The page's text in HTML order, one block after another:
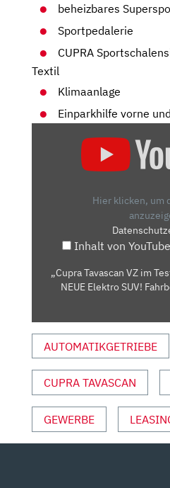
beheizbares
Sportpedalerie
CUPRA
Textil
Klimaanlage
Einparkhilfe vorne
TAVASCAN
FAHREN
FAHRBERICHT
REVIEW
VON
YOUTUBE
Hier klicken, um
Inhalt von
„Cupra Tavascan VZ im
NEUE Elektro SUV!
AUTOMATIKGETRIEBE
CUPRA TAVASCAN
GEWERBE